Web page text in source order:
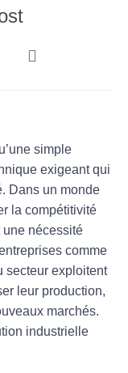
simple
exigeant qui
Dans un monde
la compétitivité
une nécessité
comme
secteur exploitent
leur production,
marchés.
industrielle